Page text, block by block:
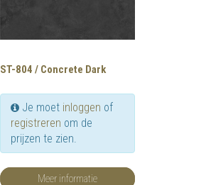
ST-804 / Concrete Dark
Je moet inloggen of
registreren om de
prijzen te zien.
Meer informatie